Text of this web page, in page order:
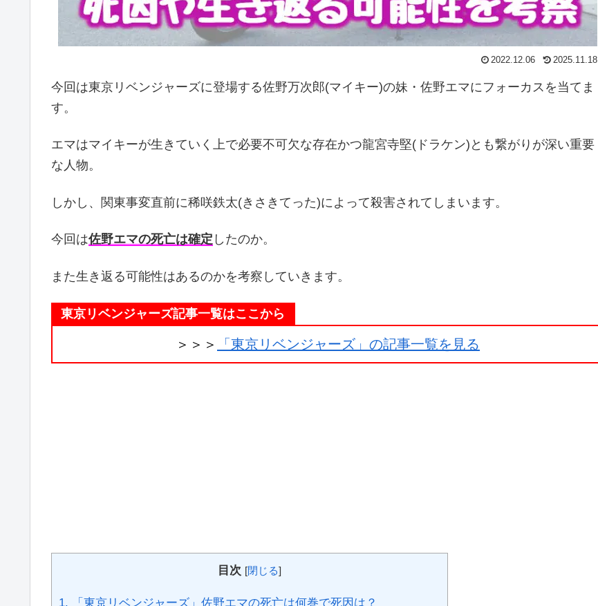
2022.12.06 2025.11.18
今回は東京リベンジャーズに登場する佐野万次郎(マイキー)の妹・佐野エマにフォーカスを当てま
す。
エマはマイキーが生きていく上で必要不可欠な存在かつ龍宮寺堅(ドラケン)とも繋がりが深い重要
な人物。
しかし、関東事変直前に稀咲鉄太(きさきてった)によって殺害されてしまいます。
今回は佐野エマの死亡は確定 したのか。
また生き返る可能性はあるのかを考察していきます。
東京リベンジャーズ記事一覧はここから
＞＞＞ 「東京リベンジャーズ」の記事一覧を見る
目次 [閉じる]
1. 「東京リベンジャーズ」佐野エマの死亡は何巻で死因は？